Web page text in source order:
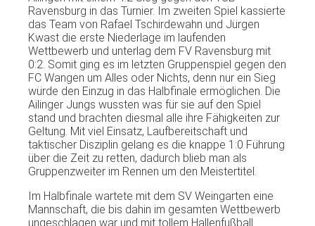
Ravensburg in das Turnier. Im zweiten Spiel kassierte
das Team von Rafael Tschirdewahn und Jürgen
Kwast die erste Niederlage im laufenden
Wettbewerb und unterlag dem FV Ravensburg mit
0:2. Somit ging es im letzten Gruppenspiel gegen den
FC Wangen um Alles oder Nichts, denn nur ein Sieg
würde den Einzug in das Halbfinale ermöglichen. Die
Ailinger Jungs wussten was für sie auf den Spiel
stand und brachten diesmal alle ihre Fähigkeiten zur
Geltung. Mit viel Einsatz, Laufbereitschaft und
taktischer Disziplin gelang es die knappe 1:0 Führung
über die Zeit zu retten, dadurch blieb man als
Gruppenzweiter im Rennen um den Meistertitel.
Im Halbfinale wartete mit dem SV Weingarten eine
Mannschaft, die bis dahin im gesamten Wettbewerb
ungeschlagen war und mit tollem Hallenfußball